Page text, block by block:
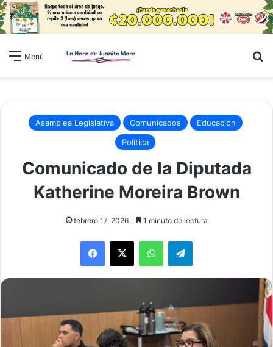
Menú
Asamblea Legislativa Comunicados
Educación
Política
Comunicado de la Diputada
Katherine Moreira Brown
febrero 17, 2026 1 minuto de lectura
WhatsAppTelegram